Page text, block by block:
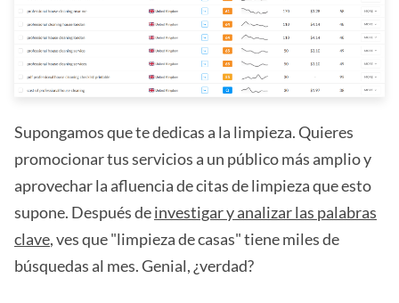
Supongamos que te dedicas a la limpieza. Quieres
promocionar tus servicios a un público más amplio y
aprovechar la afluencia de citas de limpieza que esto
supone. Después deinvestigar y analizar las palabras
clave, ves que "limpieza de casas" tiene miles de
búsquedas al mes. Genial, ¿verdad?